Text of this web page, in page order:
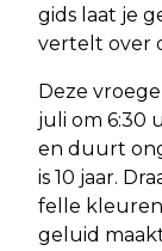
gids laat je
vertelt over
Deze
juli om 6:30
en duurt
is 10 jaar.
felle
geluid